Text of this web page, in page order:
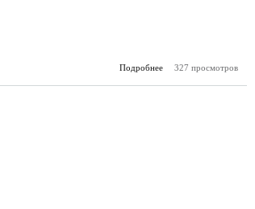
Подробнее
о Горянка №6
327 просмотров